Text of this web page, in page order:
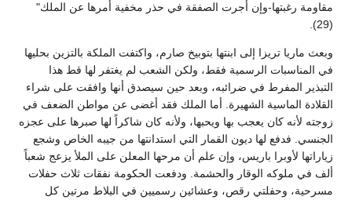
مقاومة رغبتها-وإن أجرت الصفقة في حذر مخفية أمرها عن الملك"
(29).
وبعث ماريا تريزا إلى ابنتها بتوبيخ صارم، واكتفت الملكة بالتزين بحليها
في المناسبات الرسمية فقط، ولكن الشعب لم يغتفر لها قط هذا
التبذير المفرط في ضرائبه، وبعد حين سيصدق أنها وافقت على شراء
القلادة الماسية الشهيرة. أما الملك فقد أغضى عن مواطن الضعف في
زوجته لأنه كان يعجب بها ويحبها، ولأنه كان شاكراً لها صبرها على عجزه
الجنسي. فدفع لها ديون القمار التي استدانتها من جيبه الخاص وشجع
زياراتها لأوبرا باريس، وإن علم أن مرحها المعلن على الملأ يزعج شعباً
ألف في ملوكه الوقار والحشمة. ودفعت الحكومة نفقات ثلاث حفلات
مسرحية، وحفلتي رقص، وعشائين رسميين في البلاط مرتين كل